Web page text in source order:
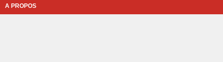
A PROPOS